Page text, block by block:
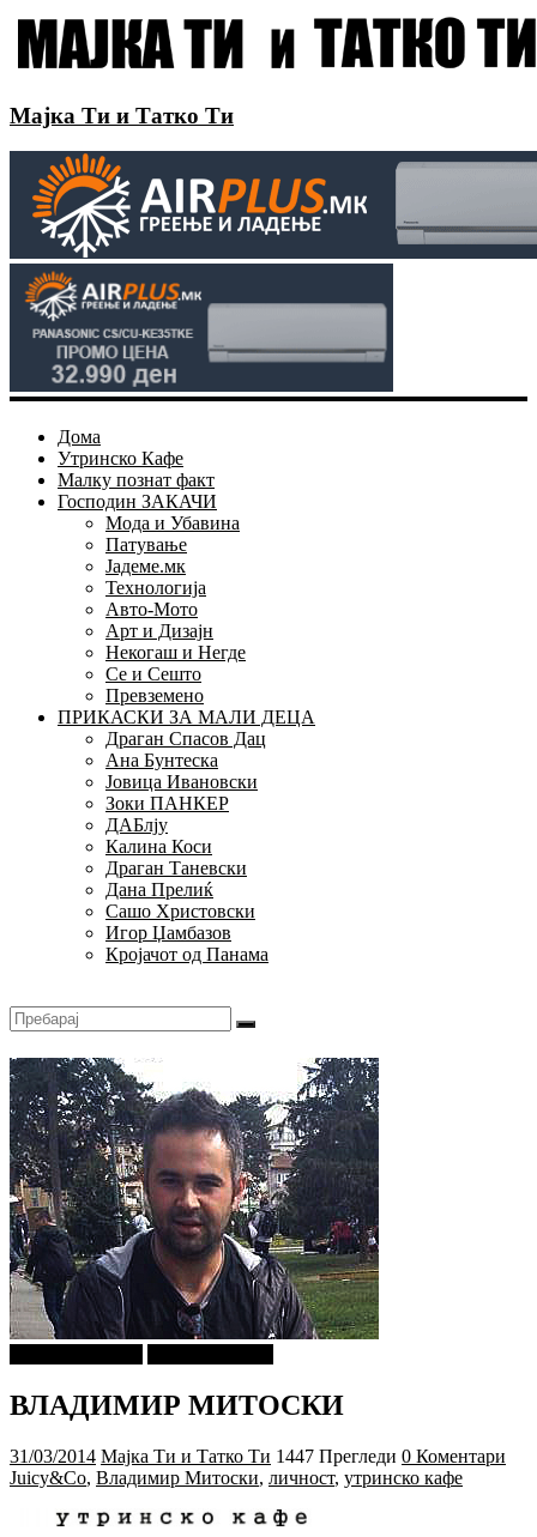
Мајка Ти и Татко Ти
Дома
Утринско Кафе
Малку познат факт
Господин ЗАКАЧИ
Мода и Убавина
Патување
Јадеме.мк
Технологија
Авто-Мото
Арт и Дизајн
Некогаш и Негде
Се и Сешто
Превземено
ПРИКАСКИ ЗА МАЛИ ДЕЦА
Драган Спасов Дац
Ана Бунтеска
Јовица Ивановски
Зоки ПАНКЕР
ДАБлју
Калина Коси
Драган Таневски
Дана Прелиќ
Сашо Христовски
Игор Џамбазов
Кројачот од Панама
ВЛАДИМИР МИТОСКИ
31/03/2014 Мајка Ти и Татко Ти 1447 Прегледи 0 Коментари
Juicy&Co, Владимир Митоски, личност, утринско кафе